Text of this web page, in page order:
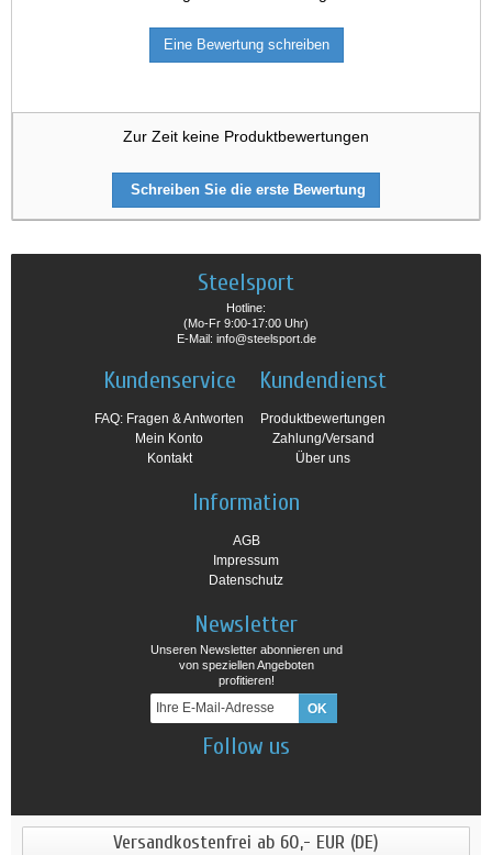
Eine Bewertung schreiben
Zur Zeit keine Produktbewertungen
Schreiben Sie die erste Bewertung
Steelsport
Hotline:
(Mo-Fr 9:00-17:00 Uhr)
E-Mail: info@steelsport.de
Kundenservice
FAQ: Fragen & Antworten
Mein Konto
Kontakt
Kundendienst
Produktbewertungen
Zahlung/Versand
Über uns
Information
AGB
Impressum
Datenschutz
Newsletter
Unseren Newsletter abonnieren und
von speziellen Angeboten
profitieren!
Follow us
Versandkostenfrei ab 60,- EUR (DE)